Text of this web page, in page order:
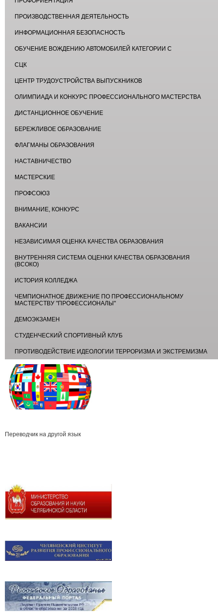
ПРОИЗВОДСТВЕННАЯ ДЕЯТЕЛЬНОСТЬ
ИНФОРМАЦИОННАЯ БЕЗОПАСНОСТЬ
ОБУЧЕНИЕ ВОЖДЕНИЮ АВТОМОБИЛЕЙ КАТЕГОРИИ С
СЦК
ЦЕНТР ТРУДОУСТРОЙСТВА ВЫПУСКНИКОВ
ОЛИМПИАДА И КОНКУРС ПРОФЕССИОНАЛЬНОГО МАСТЕРСТВА
ДИСТАНЦИОННОЕ ОБУЧЕНИЕ
БЕРЕЖЛИВОЕ ОБРАЗОВАНИЕ
ФЛАГМАНЫ ОБРАЗОВАНИЯ
НАСТАВНИЧЕСТВО
МАСТЕРСКИЕ
ПРОФСОЮЗ
ВНИМАНИЕ, КОНКУРС
ВАКАНСИИ
НЕЗАВИСИМАЯ ОЦЕНКА КАЧЕСТВА ОБРАЗОВАНИЯ
ВНУТРЕННЯЯ СИСТЕМА ОЦЕНКИ КАЧЕСТВА ОБРАЗОВАНИЯ
(ВСОКО)
ИСТОРИЯ КОЛЛЕДЖА
ЧЕМПИОНАТНОЕ ДВИЖЕНИЕ ПО ПРОФЕССИОНАЛЬНОМУ
МАСТЕРСТВУ "ПРОФЕССИОНАЛЫ"
ДЕМОЭКЗАМЕН
СТУДЕНЧЕСКИЙ СПОРТИВНЫЙ КЛУБ
ПРОТИВОДЕЙСТВИЕ ИДЕОЛОГИИ ТЕРРОРИЗМА И ЭКСТРЕМИЗМА
Переводчик на другой язык